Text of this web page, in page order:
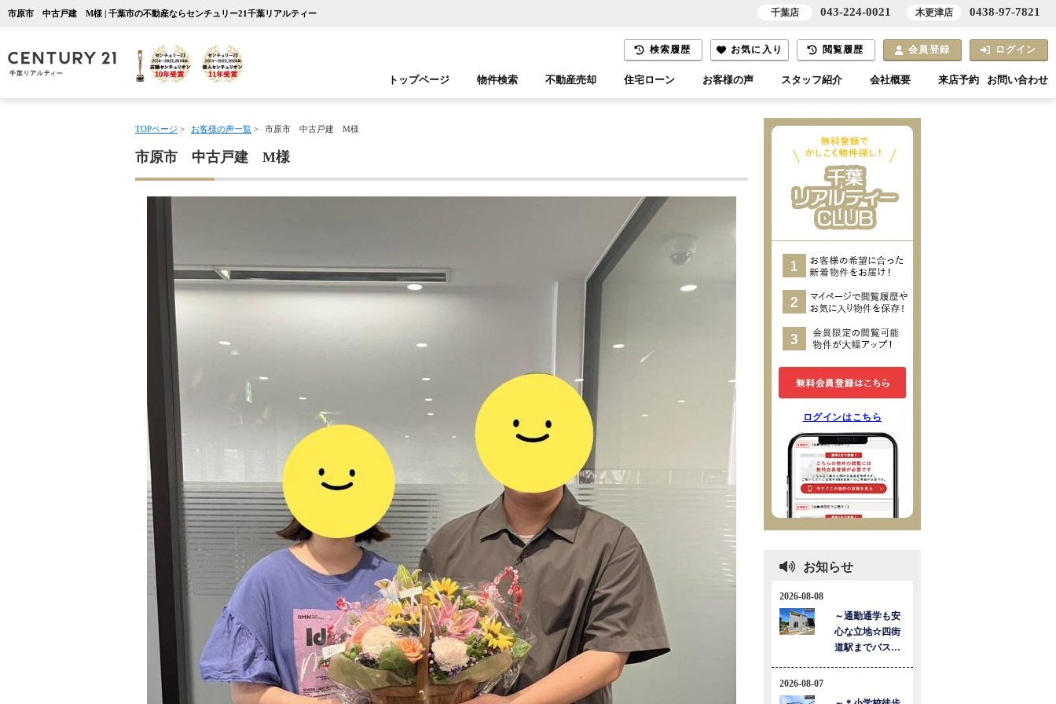
市原市 中古戸建 M様 | 千葉市の不動産ならセンチュリー21千葉リアルティー
検索履歴 お気に入り 閲覧履歴 会員登録 ログイン
トップページ 物件検索
千葉エリア
不動産売却 住宅ローン お客様の声 スタッフ紹介 会社概要 来店予約 お問い合わせ
TOPページ > お客様の声一覧 > 市原市 中古戸建 M様
市原市 中古戸建 M様
ログインはこちら
お知らせ
千葉店 043-224-0021 木更津店 0438-97-7821